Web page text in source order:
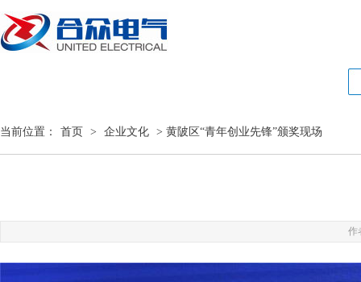
当前位置： 首页 > 企业文化 > 黄陂区“青年创业先锋”颁奖现场
作